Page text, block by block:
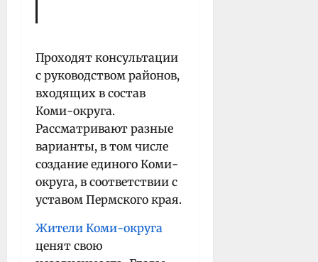
Проходят консультации
с руководством районов,
входящих в состав
Коми-округа.
Рассматривают разные
варианты, в том числе
создание единого Коми-
округа, в соответствии с
уставом Пермского края.
Жители Коми-округа
ценят свою